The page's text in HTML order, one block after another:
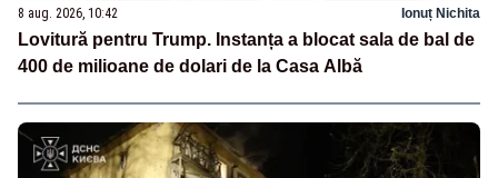
8 aug. 2026, 10:42 Ionuț Nichita
Lovitură pentru Trump. Instanța a blocat sala de bal de
400 de milioane de dolari de la Casa Albă